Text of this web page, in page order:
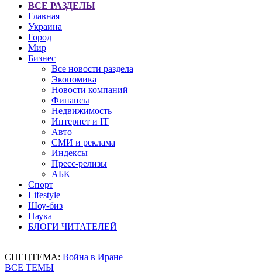
ВСЕ РАЗДЕЛЫ
Главная
Украина
Город
Мир
Бизнес
Все новости раздела
Экономика
Новости компаний
Финансы
Недвижимость
Интернет и IT
Авто
СМИ и реклама
Индексы
Пресс-релизы
АБК
Спорт
Lifestyle
Шоу-биз
Наука
БЛОГИ ЧИТАТЕЛЕЙ
СПЕЦТЕМА: Война в Иране
ВСЕ ТЕМЫ